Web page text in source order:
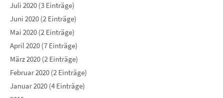
Juli 2020 (3 Einträge)
Juni 2020 (2 Einträge)
Mai 2020 (2 Einträge)
April 2020 (7 Einträge)
März 2020 (2 Einträge)
Februar 2020 (2 Einträge)
Januar 2020 (4 Einträge)